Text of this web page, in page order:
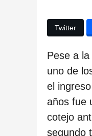
o
e
s
d
e
l
Twitter
Pese a
uno de
el
años fue
cotejo
segundo